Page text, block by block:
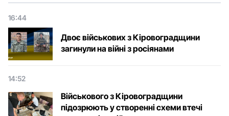
16:44
Двоє військових з Кіровоградщини
загинули на війні з росіянами
14:52
Військового з Кіровоградщини
підозрюють у створенні схеми втечі